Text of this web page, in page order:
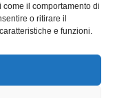
il comportamento di
o ritirare il
e funzioni.